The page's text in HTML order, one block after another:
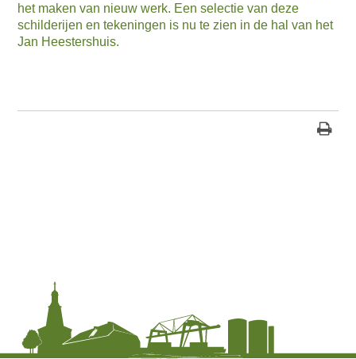
het maken van nieuw werk. Een selectie van deze
schilderijen en tekeningen is nu te zien in de hal van het
Jan Heestershuis.